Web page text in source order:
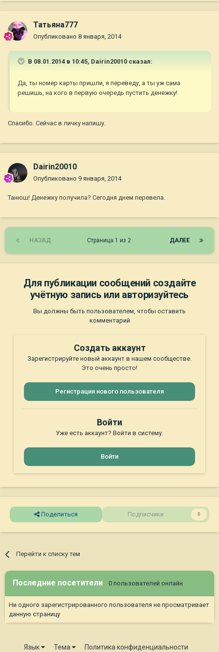
Татьяна777
Опубликовано 8 января, 2014
В 08.01.2014 в 10:45, Dairin20010 сказал:
Да, ты номер карты пришли, я переведу, а ты уж сама
решишь, на кого в первую очередь пустить денежку!
Спасибо. Сейчас в личку напишу.
Dairin20010
Опубликовано 9 января, 2014
Танюш! Денежку получила? Сегодня днем перевела.
НАЗАД ДАЛЕЕ
Страница 1 из 2
Для публикации сообщений создайте
учётную запись или авторизуйтесь
Вы должны быть пользователем, чтобы оставить
комментарий
Создать аккаунт
Зарегистрируйте новый аккаунт в нашем сообществе.
Это очень просто!
Регистрация нового пользователя
Войти
Уже есть аккаунт? Войти в систему.
Войти
Поделиться Подписчики 0
Перейти к списку тем
Последние посетители 0 пользователей онлайн
Ни одного зарегистрированного пользователя не просматривает
данную страницу
Язык Тема Политика конфиденциальности